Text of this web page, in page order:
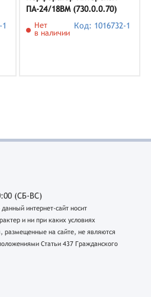
ПА-24/18ВM (730.0.0.70)
Нет
в наличии
Код: 1016732-1
(СБ-ВС)
интернет-сайт носит
и ни при каких условиях
на сайте, не являются
Статьи 437 Гражданского